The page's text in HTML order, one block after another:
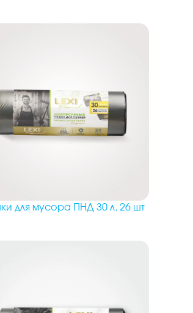
для мусора ПНД 30 л, 26 шт